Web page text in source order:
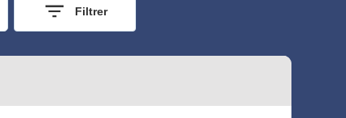
Filtrer